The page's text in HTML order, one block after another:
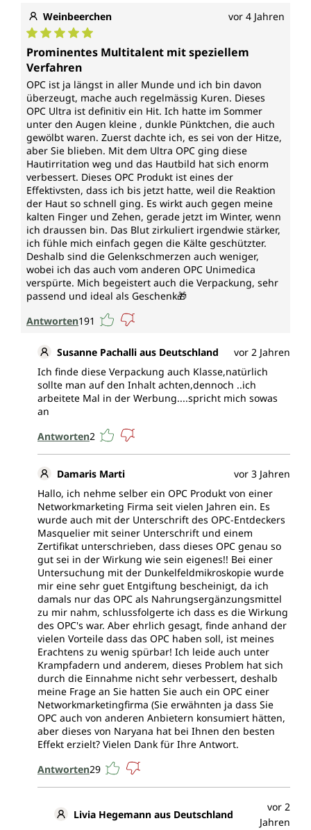
Weinbeerchen vor 4 Jahren
Durchschnittliche Bewertung von 5 von 5 Sternen
Prominentes Multitalent mit speziellem
Verfahren
OPC ist ja längst in aller Munde und ich bin davon
überzeugt, mache auch regelmässig Kuren. Dieses
OPC Ultra ist definitiv ein Hit. Ich hatte im Sommer
unter den Augen kleine , dunkle Pünktchen, die auch
gewölbt waren. Zuerst dachte ich, es sei von der Hitze,
aber Sie blieben. Mit dem Ultra OPC ging diese
Hautirritation weg und das Hautbild hat sich enorm
verbessert. Dieses OPC Produkt ist eines der
Effektivsten, dass ich bis jetzt hatte, weil die Reaktion
der Haut so schnell ging. Es wirkt auch gegen meine
kalten Finger und Zehen, gerade jetzt im Winter, wenn
ich draussen bin. Das Blut zirkuliert irgendwie stärker,
ich fühle mich einfach gegen die Kälte geschützter.
Deshalb sind die Gelenkschmerzen auch weniger,
wobei ich das auch vom anderen OPC Unimedica
verspürte. Mich begeistert auch die Verpackung, sehr
passend und ideal als Geschenk🎁
Antworten191
Susanne Pachalli aus Deutschland
vor 2 Jahren
Ich finde diese Verpackung auch Klasse,natürlich
sollte man auf den Inhalt achten,dennoch ..ich
arbeitete Mal in der Werbung....spricht mich sowas
an
Antworten2
Damaris Marti
vor 3 Jahren
Hallo, ich nehme selber ein OPC Produkt von einer
Networkmarketing Firma seit vielen Jahren ein. Es
wurde auch mit der Unterschrift des OPC-Entdeckers
Masquelier mit seiner Unterschrift und einem
Zertifikat unterschrieben, dass dieses OPC genau so
gut sei in der Wirkung wie sein eigenes!! Bei einer
Untersuchung mit der Dunkelfeldmikroskopie wurde
mir eine sehr guet Entgiftung bescheinigt, da ich
damals nur das OPC als Nahrungsergänzungsmittel
zu mir nahm, schlussfolgerte ich dass es die Wirkung
des OPC's war. Aber ehrlich gesagt, finde anhand der
vielen Vorteile dass das OPC haben soll, ist meines
Erachtens zu wenig spürbar! Ich leide auch unter
Krampfadern und anderem, dieses Problem hat sich
durch die Einnahme nicht sehr verbessert, deshalb
meine Frage an Sie hatten Sie auch ein OPC einer
Networkmarketingfirma (Sie erwähnten ja dass Sie
OPC auch von anderen Anbietern konsumiert hätten,
aber dieses von Naryana hat bei Ihnen den besten
Effekt erzielt? Vielen Dank für Ihre Antwort.
Antworten29
Livia Hegemann aus Deutschland
vor 2
Jahren